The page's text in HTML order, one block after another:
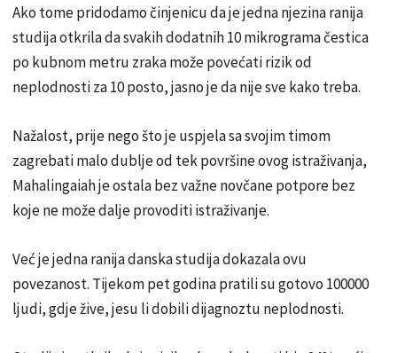
Ako tome pridodamo činjenicu da je jedna njezina ranija
studija otkrila da svakih dodatnih 10 mikrograma čestica
po kubnom metru zraka može povećati rizik od
neplodnosti za 10 posto, jasno je da nije sve kako treba.
Nažalost, prije nego što je uspjela sa svojim timom
zagrebati malo dublje od tek površine ovog istraživanja,
Mahalingaiah je ostala bez važne novčane potpore bez
koje ne može dalje provoditi istraživanje.
Već je jedna ranija danska studija dokazala ovu
povezanost. Tijekom pet godina pratili su gotovo 100000
ljudi, gdje žive, jesu li dobili dijagnoztu neplodnosti.